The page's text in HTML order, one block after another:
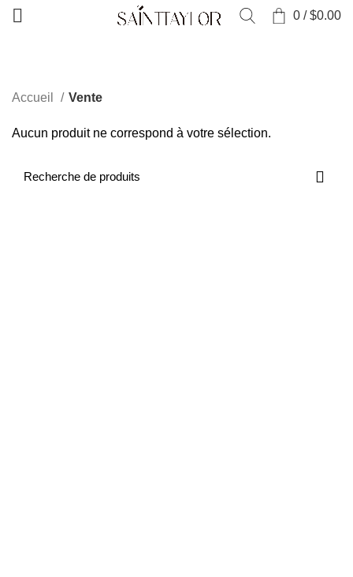
0 / $0.00
Accueil Vente
Aucun produit ne correspond à votre sélection.